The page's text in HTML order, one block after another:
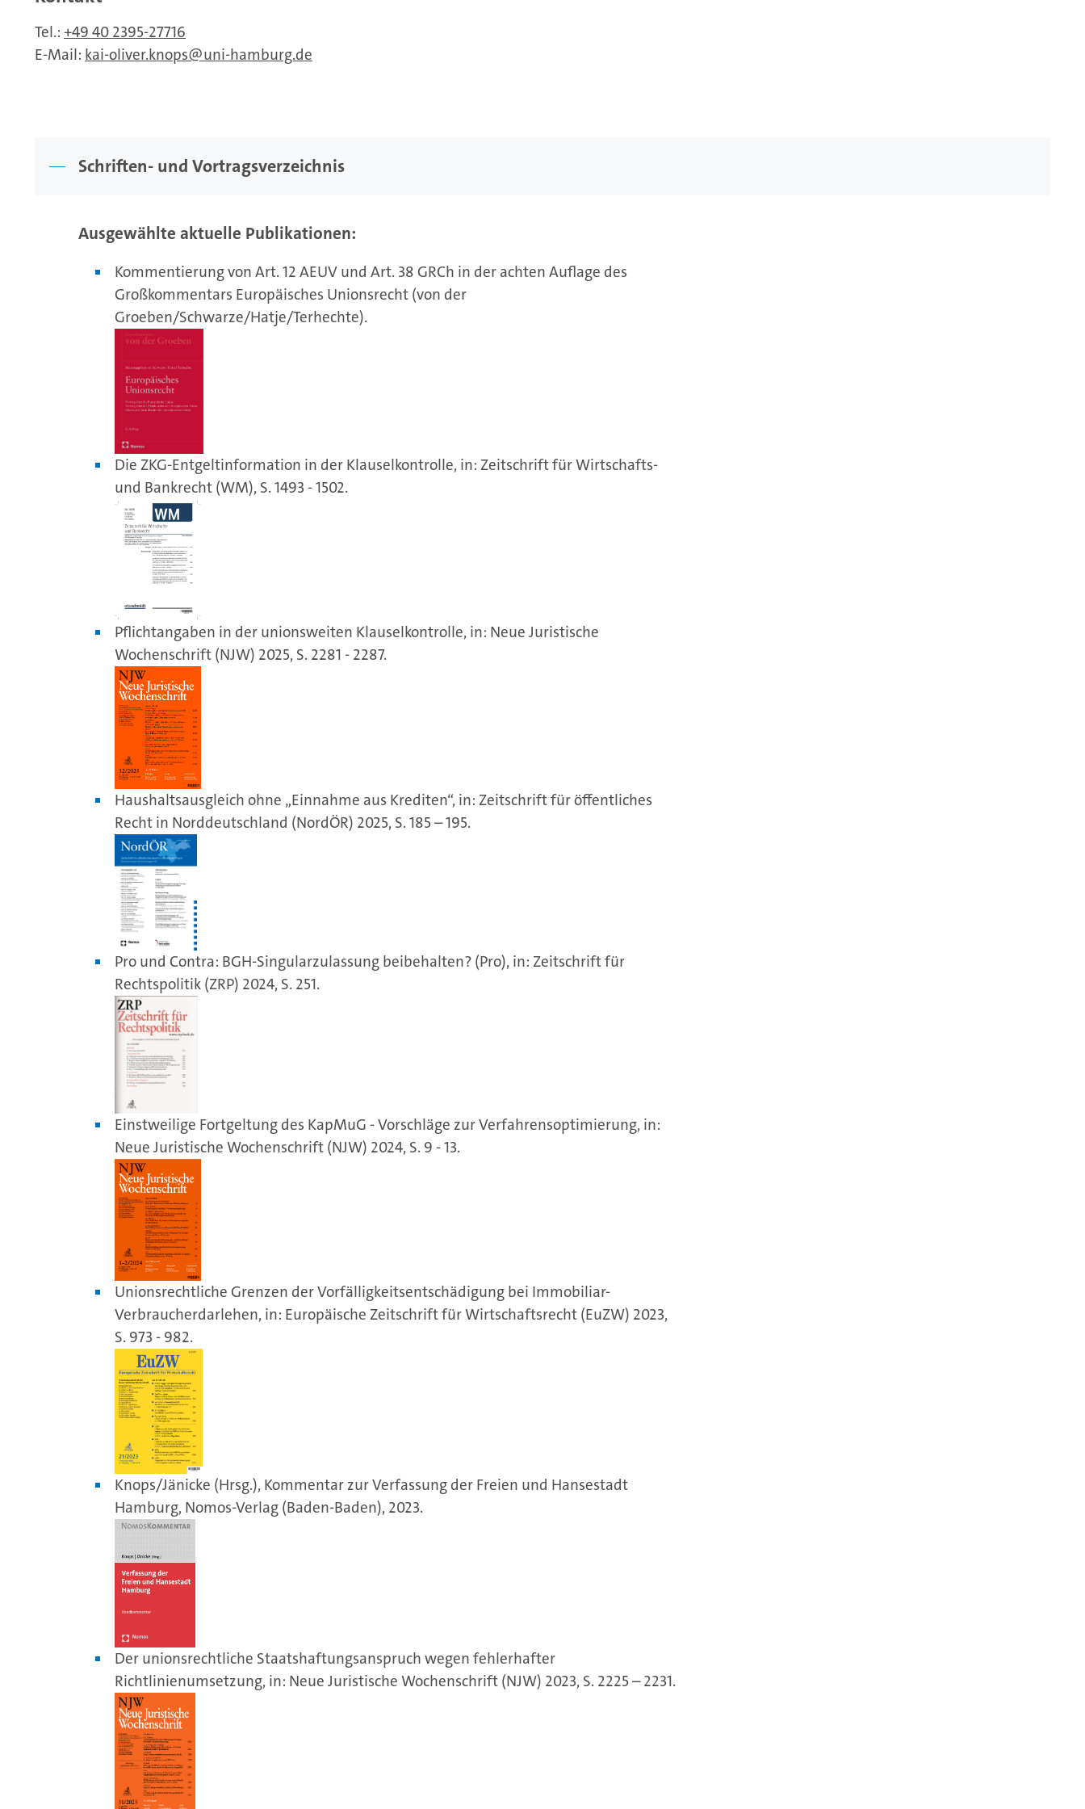
Tel.: +49 40 2395-27716
E-Mail: kai-oliver.knops uni-hamburg.de
Schriften- und Vortragsverzeichnis
Ausgewählte aktuelle Publikationen:
Kommentierung von Art. 12 AEUV und Art. 38 GRCh in der achten Auflage des
Großkommentars Europäisches Unionsrecht (von der
Groeben/Schwarze/Hatje/Terhechte).
Die ZKG-Entgeltinformation in der Klauselkontrolle, in: Zeitschrift für Wirtschafts-
und Bankrecht (WM), S. 1493 - 1502.
Pflichtangaben in der unionsweiten Klauselkontrolle, in: Neue Juristische
Wochenschrift (NJW) 2025, S. 2281 - 2287.
Haushaltsausgleich ohne „Einnahme aus Krediten“, in: Zeitschrift für öffentliches
Recht in Norddeutschland (NordÖR) 2025, S. 185 – 195.
Pro und Contra: BGH-Singularzulassung beibehalten? (Pro), in: Zeitschrift für
Rechtspolitik (ZRP) 2024, S. 251.
Einstweilige Fortgeltung des KapMuG - Vorschläge zur Verfahrensoptimierung, in:
Neue Juristische Wochenschrift (NJW) 2024, S. 9 - 13.
Unionsrechtliche Grenzen der Vorfälligkeitsentschädigung bei Immobiliar-
Verbraucherdarlehen, in: Europäische Zeitschrift für Wirtschaftsrecht (EuZW) 2023,
S. 973 - 982.
Knops/Jänicke (Hrsg.), Kommentar zur Verfassung der Freien und Hansestadt
Hamburg, Nomos-Verlag (Baden-Baden), 2023.
Der unionsrechtliche Staatshaftungsanspruch wegen fehlerhafter
Richtlinienumsetzung, in: Neue Juristische Wochenschrift (NJW) 2023, S. 2225 – 2231.